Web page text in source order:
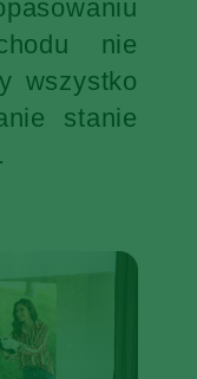
nie
wszystko
stanie